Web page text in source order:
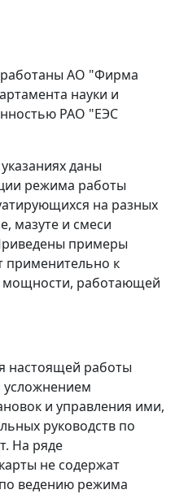
АО "Фирма
науки и
РАО "ЕЭС
даны
режима работы
на разных
мазуте и смеси
примеры
применительно к
мощности, работающей
настоящей работы
усложнением
и управления ими,
руководств по
На ряде
не содержат
ведению режима